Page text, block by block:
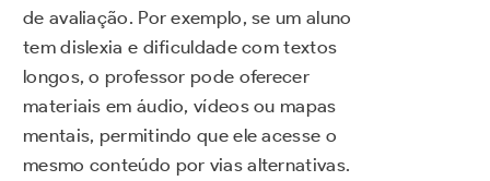
de avaliação. Por exemplo, se um aluno
tem dislexia e dificuldade com textos
longos, o professor pode oferecer
materiais em áudio, vídeos ou mapas
mentais, permitindo que ele acesse o
mesmo conteúdo por vias alternativas.